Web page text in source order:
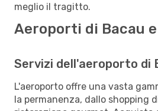
meglio il tragitto.
Aeroporti di Bacau
Servizi dell'aeroporto di
L'aeroporto offre una vasta
la permanenza, dallo shopping